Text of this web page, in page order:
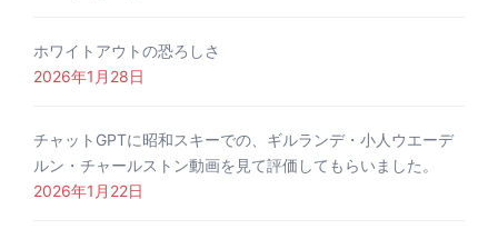
ホワイトアウトの恐ろしさ
2026年1月28日
チャットGPTに昭和スキーでの、ギルランデ・小人ウエーデ
ルン・チャールストン動画を見て評価してもらいました。
2026年1月22日